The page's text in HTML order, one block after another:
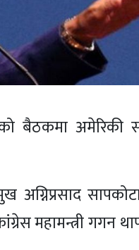
बैठकमा अमेरिकी
महामन्त्री गगन